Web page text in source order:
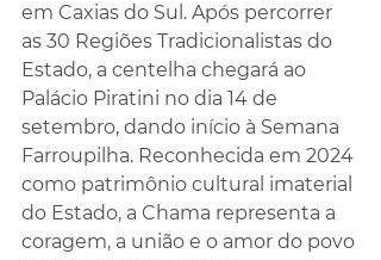
em Caxias do Sul. Após percorrer
as 30 Regiões Tradicionalistas do
Estado, a centelha chegará ao
Palácio Piratini no dia 14 de
setembro, dando início à Semana
Farroupilha. Reconhecida em 2024
como patrimônio cultural imaterial
do Estado, a Chama representa a
coragem, a união e o amor do povo